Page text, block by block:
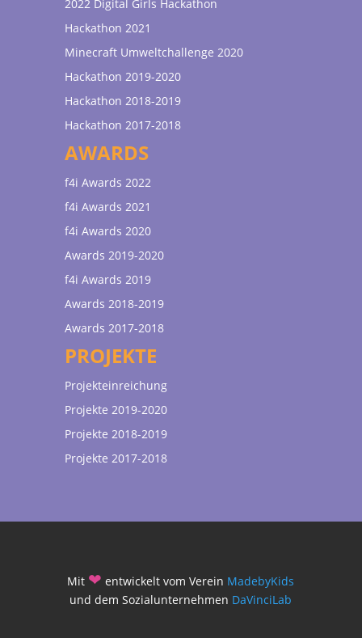
2022 Digital Girls Hackathon
Hackathon 2021
Minecraft Umweltchallenge 2020
Hackathon 2019-2020
Hackathon 2018-2019
Hackathon 2017-2018
AWARDS
f4i Awards 2022
f4i Awards 2021
f4i Awards 2020
Awards 2019-2020
f4i Awards 2019
Awards 2018-2019
Awards 2017-2018
PROJEKTE
Projekteinreichung
Projekte 2019-2020
Projekte 2018-2019
Projekte 2017-2018
Mit ❤ entwickelt vom Verein MadebyKids
und dem Sozialunternehmen DaVinciLab